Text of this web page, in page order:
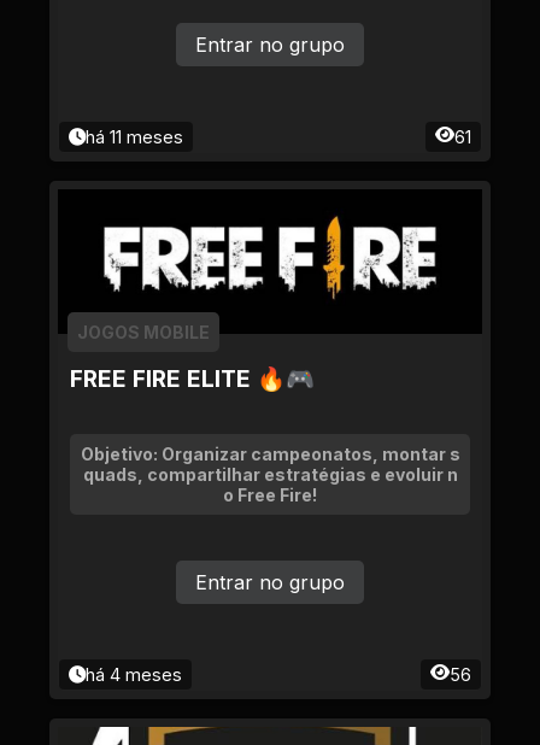
há 11 meses 61
Entrar no grupo
FREE FIRE ELITE 🔥🎮
JOGOS MOBILE
Objetivo: Organizar campeonatos, montar s
quads, compartilhar estratégias e evoluir n
o Free Fire!
há 4 meses 56
Entrar no grupo